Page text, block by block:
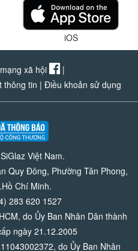
iOS
xã hội
|
thông tin | Điều khoản sử dụng
Việt Nam.
Quy Đông, Phường Tân Phong,
Chí Minh.
283 620 1527
do Ủy Ban Nhân Dân thành
ngày 21.12.2005
do Ủy Ban Nhân